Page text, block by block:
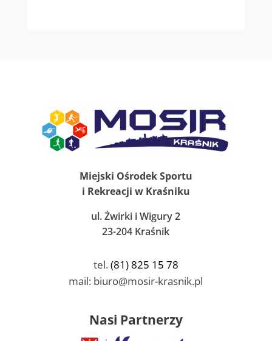
Miejski Ośrodek Sportu
i Rekreacji w Kraśniku
ul. Żwirki i Wigury 2
23-204 Kraśnik
tel.(81) 825 15 78
mail: biuro@mosir-krasnik.pl
Nasi Partnerzy